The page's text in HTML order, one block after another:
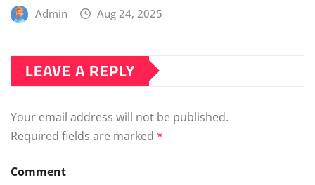
Admin Aug 24, 2025
LEAVE A REPLY
Your email address will not be published.
Required fields are marked *
Comment